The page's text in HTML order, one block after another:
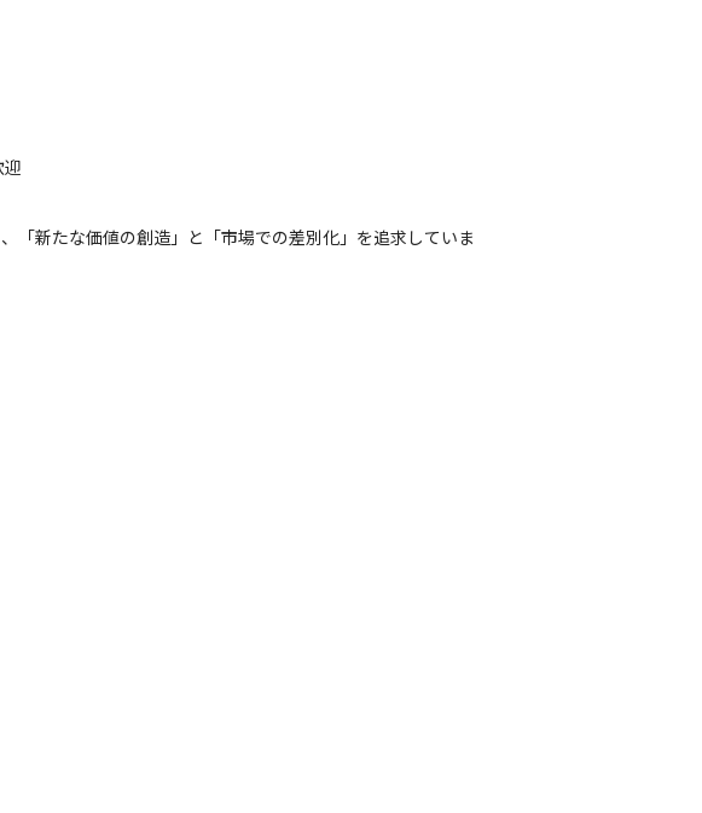
新たな価値の創造」と「市場での差別化」を追求していま